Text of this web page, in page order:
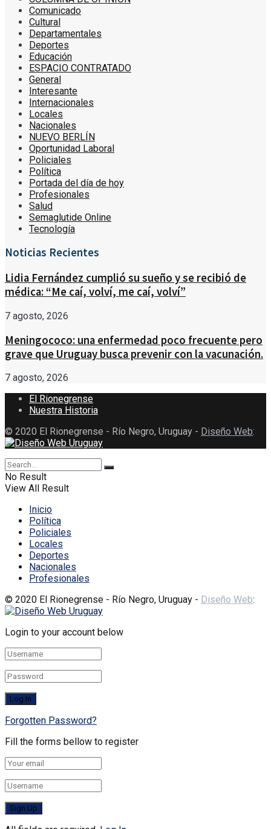
Comunicado
Cultural
Departamentales
Deportes
Educación
ESPACIO CONTRATADO
General
Interesante
Internacionales
Locales
Nacionales
NUEVO BERLÍN
Oportunidad Laboral
Policiales
Política
Portada del día de hoy
Profesionales
Salud
Semaglutide Online
Tecnología
Noticias Recientes
Lidia Fernández cumplió su sueño y se recibió de
médica: “Me caí, volví, me caí, volví”
7 agosto, 2026
Meningococo: una enfermedad poco frecuente pero
grave que Uruguay busca prevenir con la vacunación.
7 agosto, 2026
El Rionegrense
Nuestra Historia
© 2020 El Rionegrense - Río Negro, Uruguay - Diseño Web:
No Result
View All Result
Inicio
Política
Policiales
Locales
Deportes
Nacionales
Profesionales
© 2020 El Rionegrense - Río Negro, Uruguay - Diseño Web:
Login to your account below
Forgotten Password?
Fill the forms bellow to register